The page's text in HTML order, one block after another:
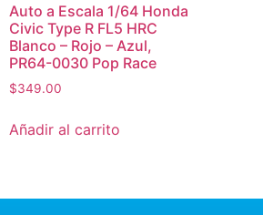
Auto a Escala 1/64 Honda
Civic Type R FL5 HRC
Blanco – Rojo – Azul,
PR64-0030 Pop Race
$349.00
Añadir al carrito